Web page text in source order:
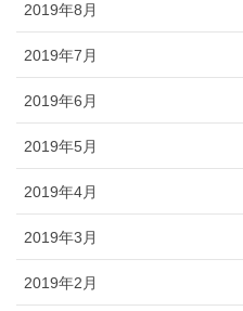
2019年8月
2019年7月
2019年6月
2019年5月
2019年4月
2019年3月
2019年2月